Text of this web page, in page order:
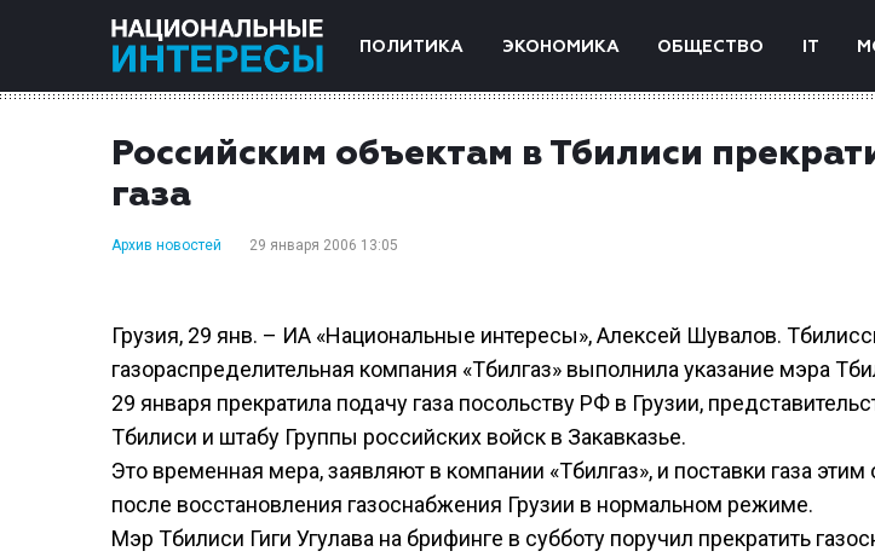
ПОЛИТИКА ЭКОНОМИКА ОБЩЕСТВО IT
Российским объектам в Тбилиси
газа
Архив новостей 29 января 2006 13:05
Грузия, 29 янв. – ИА «Национальные интересы», Алексей Шувалов.
газораспределительная компания «Тбилгаз» выполнила указание мэра
29 января прекратила подачу газа посольству РФ в Грузии,
Тбилиси и штабу Группы российских войск в Закавказье.
Это временная мера, заявляют в компании «Тбилгаз», и поставки газа
после восстановления газоснабжения Грузии в нормальном режиме.
Мэр Тбилиси Гиги Угулава на брифинге в субботу поручил прекратить